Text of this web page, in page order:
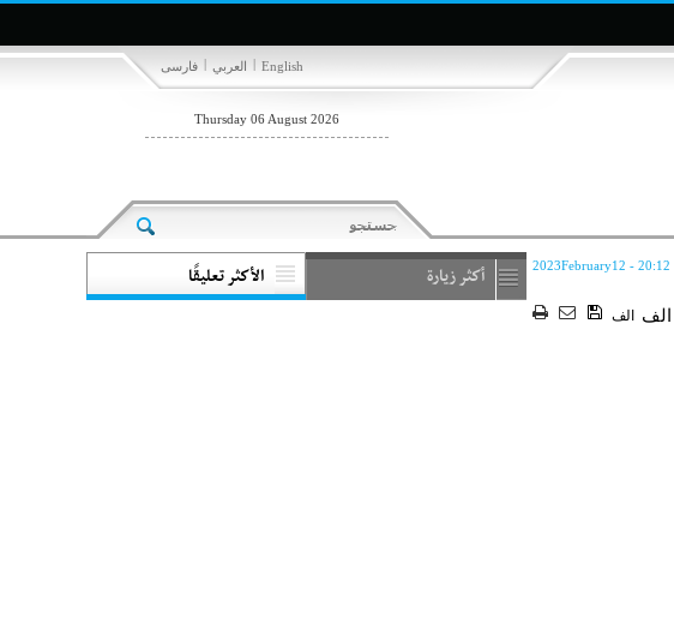
فارسی | العربي | English
Thursday 06 August 2026
2023February12 - 20:12
الف الف
أكثر زيارة الأكثر تعليقًا